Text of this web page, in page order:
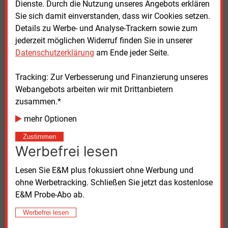
Dienste. Durch die Nutzung unseres Angebots erklären
Sie sich damit einverstanden, dass wir Cookies setzen.
Details zu Werbe- und Analyse-Trackern sowie zum
jederzeit möglichen Widerruf finden Sie in unserer
Datenschutzerklärung am Ende jeder Seite.
Tracking: Zur Verbesserung und Finanzierung unseres
Webangebots arbeiten wir mit Drittanbietern
zusammen.*
mehr Optionen
Zustimmen
Werbefrei lesen
Lesen Sie E&M plus fokussiert ohne Werbung und
ohne Werbetracking. Schließen Sie jetzt das kostenlose
E&M Probe-Abo ab.
Werbefrei lesen
Sondervertragskunden.
Der Stromabsatz des Gelsenwasser-Konzerns
verminderte sich 2025 um 26,7 Prozent auf
4,6 Milliarden kWh. Die Minderabgabe entfiel
(-1,7 TWh). Im Sonderkundengeschäft des
klassischen Vertriebs konnte das Unternehmen einen
Anstieg von 11,9
Mit der Gemeindewerke Wachtendonk GmbH wurde
am 15. Juli 2025 ein Pachtvertrag über das
Gasversorgungsnetz in Wachtendonk abgeschlossen;
Energienetze GmbH (GWN) dort den Netzbetrieb
durch. Im Januar übernahm GWN außerdem den
Gasnetzbetrieb in Castrop-Rauxel. Das Netz wird von
der Stadtwerke Castrop-Rauxel GmbH gepachtet.